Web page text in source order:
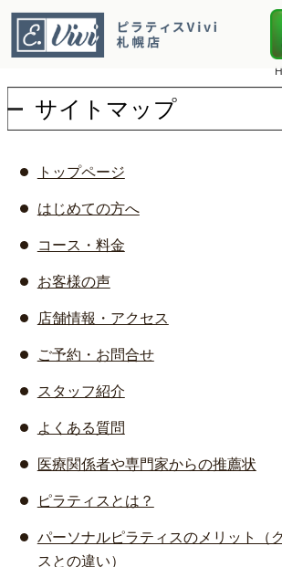
サイトマップ
トップページ
はじめての方へ
コース・料金
お客様の声
店舗情報・アクセス
ご予約・お問合せ
スタッフ紹介
よくある質問
医療関係者や専門家からの推薦状
ピラティスとは？
パーソナルピラティスのメリット（
スとの違い）